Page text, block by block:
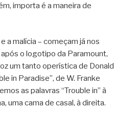
importa é a maneira de
a malícia – começam já nos
o logotipo da Paramount,
um tanto operística de Donald
in Paradise”, de W. Franke
as palavras “Trouble in” à
uma cama de casal, à direita.